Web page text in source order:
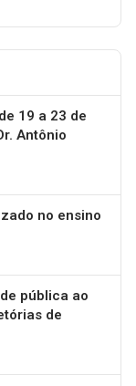
19 a 23 de
Antônio
no ensino
pública ao
de